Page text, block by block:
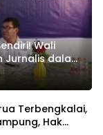
Wali
Jurnalis dalam
Hak